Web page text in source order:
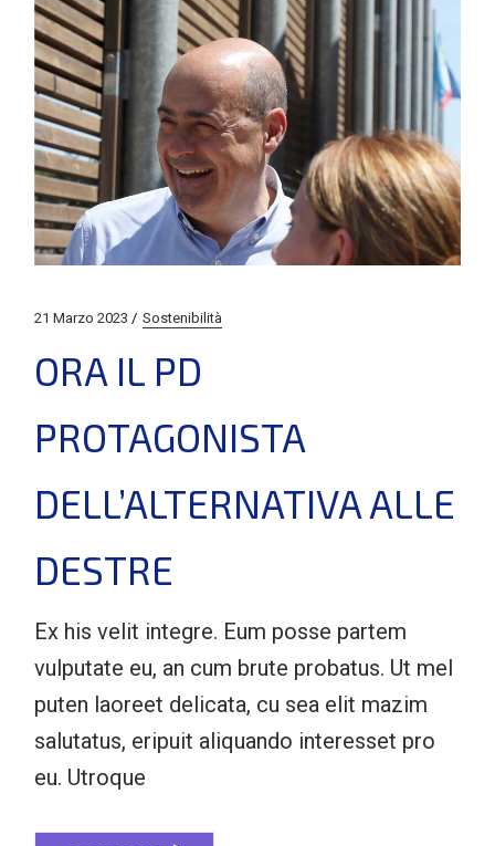
21 Marzo 2023 Sostenibilità
ORA IL PD
PROTAGONISTA
DELL’ALTERNATIVA ALLE
DESTRE
Ex his velit integre. Eum posse partem
vulputate eu, an cum brute probatus. Ut mel
puten laoreet delicata, cu sea elit mazim
salutatus, eripuit aliquando interesset pro
eu. Utroque